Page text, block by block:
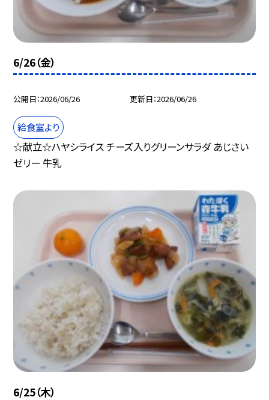
6/26（金）
公開日 2026/06/26 更新日 2026/06/26
給食室より
☆献立☆ハヤシライス チーズ入りグリーンサラダ あじさい
ゼリー 牛乳
6/25（木）